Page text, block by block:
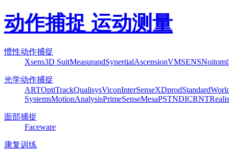
动作捕捉 运动测量
惯性动作捕捉
Xsens3D SuitMeasurandSynertialAscensionVMSENSNoitom
光学动作捕捉
ARTOptiTrackQualisysViconInterSenseXDprodStandard
SystemsMotionAnalysisPrimeSenseMesaPSTNDICRNTRealis
面部捕捉
Faceware
康复训练